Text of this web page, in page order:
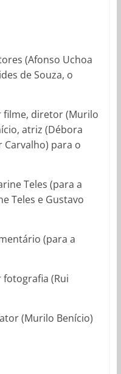
(Afonso Uchoa
de Souza, o
filme, diretor (Murilo
atriz (Débora
Carvalho) para o
Teles (para a
Teles e Gustavo
(para a
fotografia (Rui
(Murilo Benício)